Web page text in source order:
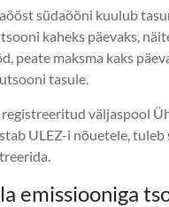
südaööni kuulub
kaheks päevaks,
peate maksma kaks
tasule.
väljaspool
ULEZ-i nõuetele, tuleb
emissiooniga